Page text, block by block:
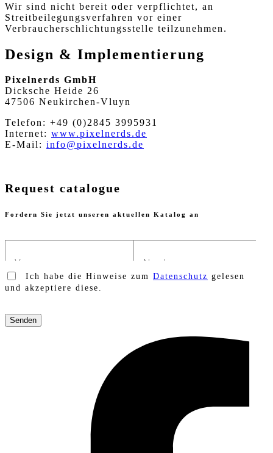
Wir sind nicht bereit oder verpflichtet, an
Streitbeilegungsverfahren vor einer
Verbraucherschlichtungsstelle teilzunehmen.
Design & Implementierung
Pixelnerds GmbH
Dicksche Heide 26
47506 Neukirchen-Vluyn
Telefon: +49 (0)2845 3995931
Internet: www.pixelnerds.de
E-Mail: info@pixelnerds.de
Request catalogue
Fordern Sie jetzt unseren aktuellen Katalog an
Ich habe die Hinweise zum Datenschutz gelesen
und akzeptiere diese.
lasse